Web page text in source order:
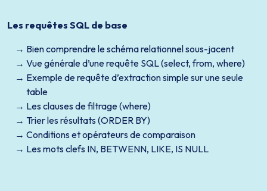
Les requêtes SQL de base
Bien comprendre le schéma relationnel sous-jacent
Vue générale d’une requête SQL (select, from, where)
Exemple de requête d’extraction simple sur une seule
table
Les clauses de filtrage (where)
Trier les résultats (ORDER BY)
Conditions et opérateurs de comparaison
Les mots clefs IN, BETWENN, LIKE, IS NULL